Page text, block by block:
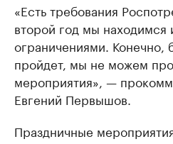
«Есть требования
второй год мы находимся
ограничениями. Конечно,
пройдет, мы не можем
мероприятия», —
Евгений Первышов.
Праздничные